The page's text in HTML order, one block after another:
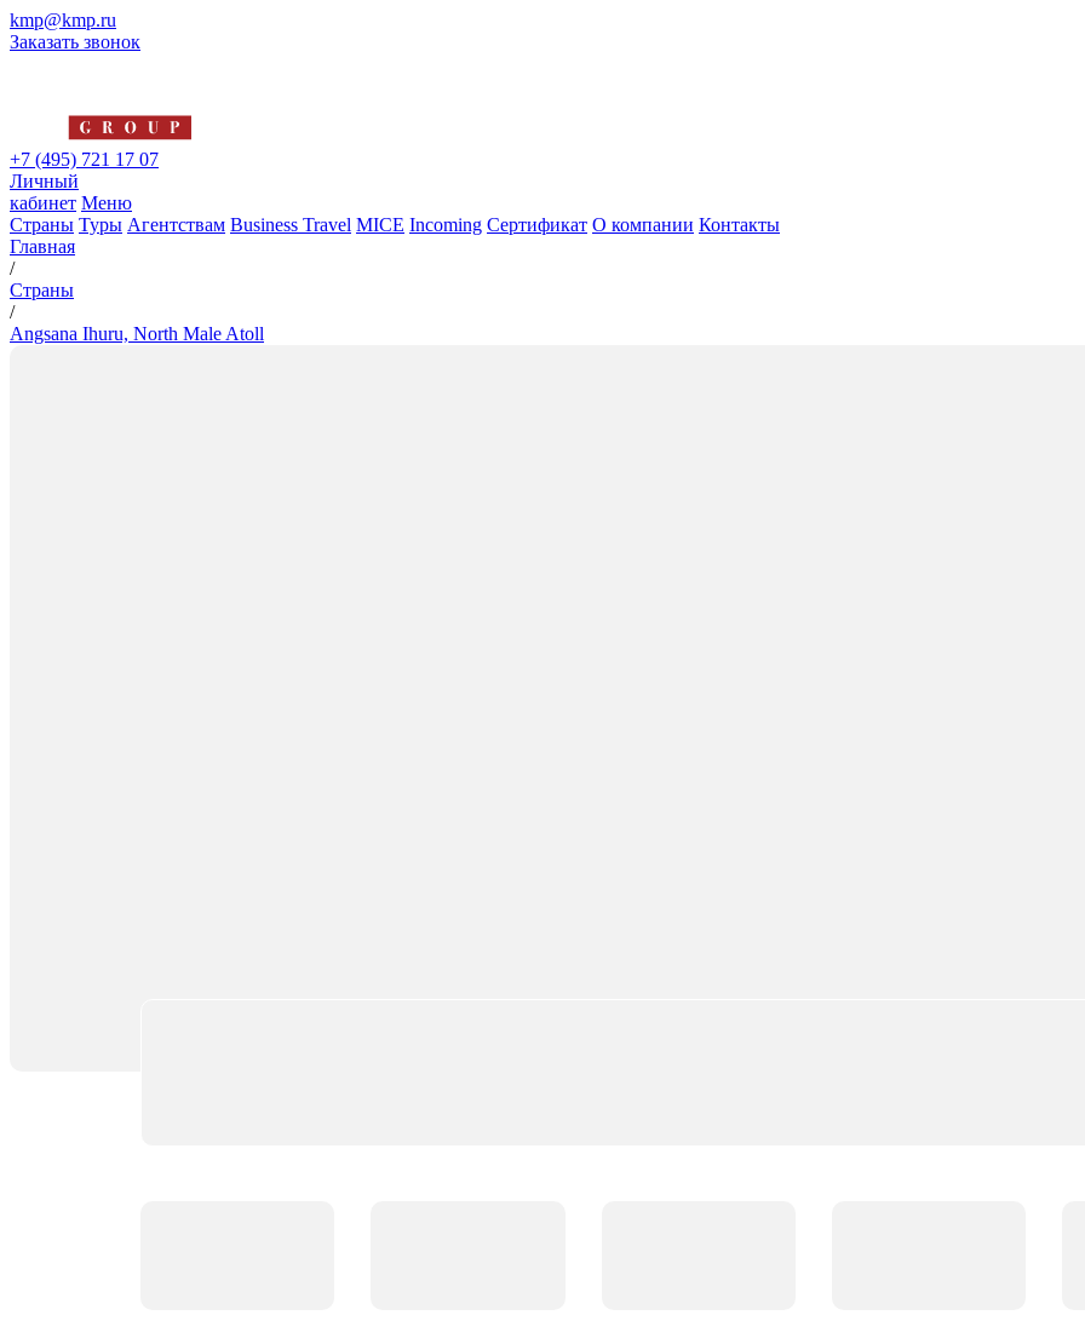
kmp@kmp.ru
Заказать звонок
+7 (495) 721 17 07
Личный
кабинет Меню
Страны Туры Агентствам Business Travel MICE Incoming Сертификат О компании Контакты
Главная
/
Страны
/
Angsana Ihuru, North Male Atoll